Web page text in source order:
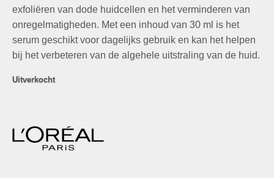
exfoliëren van dode huidcellen en het verminderen van
onregelmatigheden. Met een inhoud van 30 ml is het
serum geschikt voor dagelijks gebruik en kan het helpen
bij het verbeteren van de algehele uitstraling van de huid.
Uitverkocht